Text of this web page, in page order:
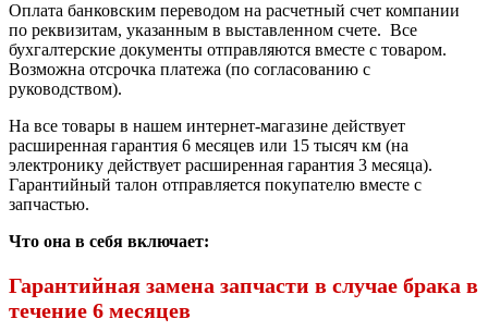
Оплата банковским переводом на расчетный счет компании
по реквизитам, указанным в выставленном счете. Все
бухгалтерские документы отправляются вместе с товаром.
Возможна отсрочка платежа (по согласованию с
руководством).
На все товары в нашем интернет-магазине действует
расширенная гарантия 6 месяцев или 15 тысяч км (на
электронику действует расширенная гарантия 3 месяца).
Гарантийный талон отправляется покупателю вместе с
запчастью.
Что она в себя включает:
Гарантийная замена запчасти в случае брака в
течение 6 месяцев